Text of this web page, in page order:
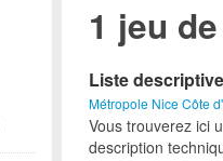
1 jeu
Liste
Métropole Nice Côte
Vous trouverez ici
description